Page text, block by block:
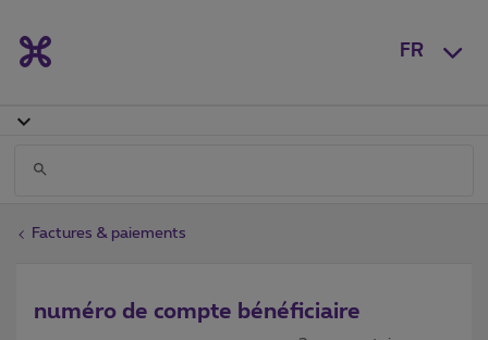
FR
Factures & paiements
numéro de compte bénéficiaire